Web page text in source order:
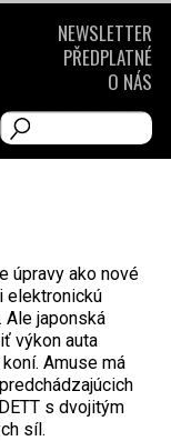
úpravy ako nové
elektronickú
japonská
výkon auta
Amuse má
s dvojitým
síl.
NEWSLETTER
PŘEDPLATNÉ
O NÁS